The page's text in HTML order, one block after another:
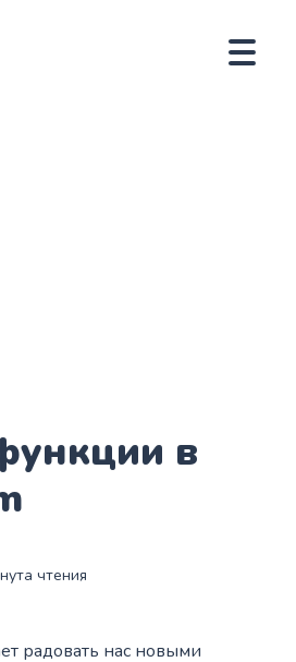
в
чтения
радовать нас новыми